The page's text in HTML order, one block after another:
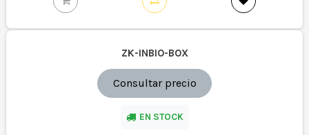
ZK-INBIO-BOX
Consultar precio
EN STOCK